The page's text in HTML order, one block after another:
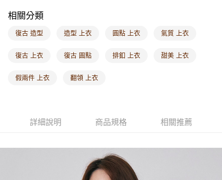
海外配送-港/澳/新/馬/泰國專屬
海外配送-其他亞洲地區
相關分類
復古 造型 造型 上衣 圓點 上衣 氣質 上衣
復古 上衣 復古 圓點 排釦 上衣 甜美 上衣
假兩件 上衣 翻領 上衣
詳細說明 商品規格 相關推薦